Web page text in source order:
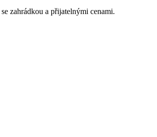
se zahrádkou a přijatelnými cenami.